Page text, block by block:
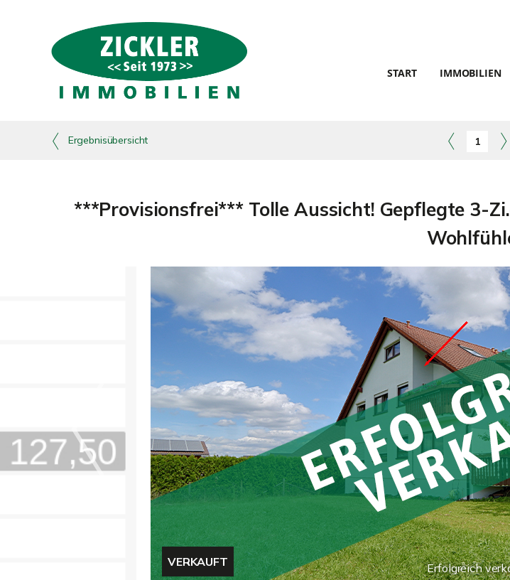
START IMMOBILIEN
Ergebnisübersicht 1
***Provisionsfrei*** Tolle Aussicht! Gepflegte 3-
Erfolgreich
VERKAUFT